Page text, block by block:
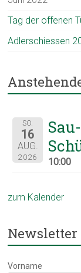
Tag der offenen
Adlerschiessen
SO.
16
AUG.
2026 10:00
zum Kalender
Newsletter
Vorname